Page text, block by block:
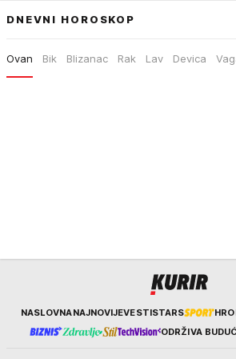
DNEVNI HOROSKOP
Ovan Bik Blizanac Rak Lav Devica
KurirNASLOVNANAJNOVIJEVESTISTARS
ODRŽIVA